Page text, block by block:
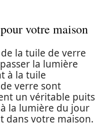
votre maison
la tuile de verre
la lumière
à la tuile
verre sont
un véritable puits
la lumière du jour
dans votre maison.